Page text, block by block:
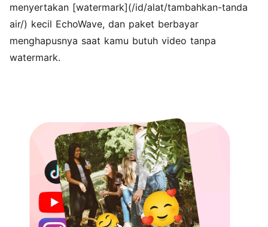
menyertakan [watermark](/id/alat/tambahkan-tanda
air/) kecil EchoWave, dan paket berbayar
menghapusnya saat kamu butuh video tanpa
watermark.